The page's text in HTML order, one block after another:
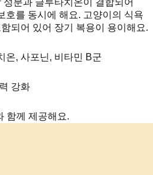
분과 글루타치온이 결합되어
호를 동시에 해요. 고양이의 식욕
되어 있어 장기 복용이 용이해요.
온, 사포닌, 비타민 B군
강화
함께 제공해요.